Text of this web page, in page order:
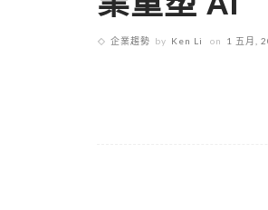
企業趨勢 by Ken Li on 1 五月,